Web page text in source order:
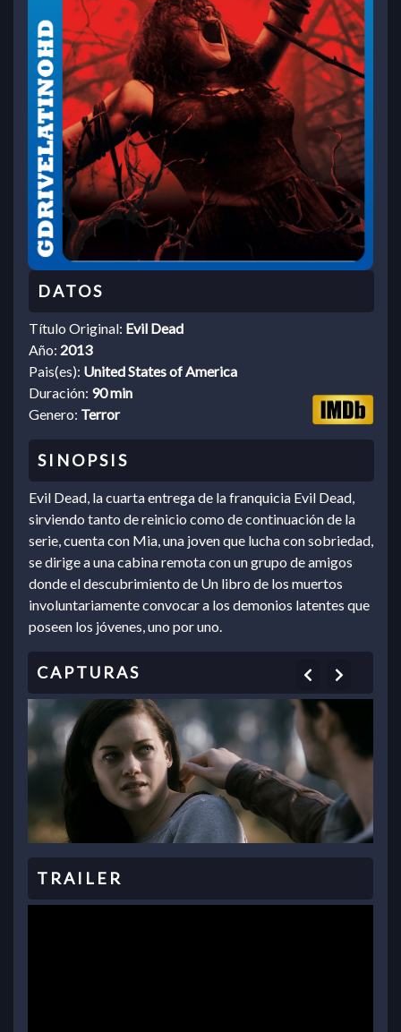
Título Original: Evil Dead
Año: 2013
Pais(es): United States of America
Duración: 90 min
Genero: Terror
Evil Dead, la cuarta entrega de la franquicia Evil Dead,
sirviendo tanto de reinicio como de continuación de la
serie, cuenta con Mia, una joven que lucha con sobriedad,
se dirige a una cabina remota con un grupo de amigos
donde el descubrimiento de Un libro de los muertos
involuntariamente convocar a los demonios latentes que
poseen los jóvenes, uno por uno.
Previous